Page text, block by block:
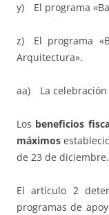
y) El programa
z) El programa
Arquitectura».
aa) La celebración
Los beneficios
máximos
de 23 de diciembre.
El artículo 2
programas de